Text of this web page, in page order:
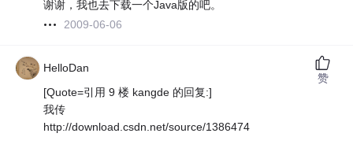
谢谢，我也去下载一个Java版的吧。
2009-06-06
HelloDan
[Quote=引用 9 楼 kangde 的回复:]
我传
http://download.csdn.net/source/1386474
赞